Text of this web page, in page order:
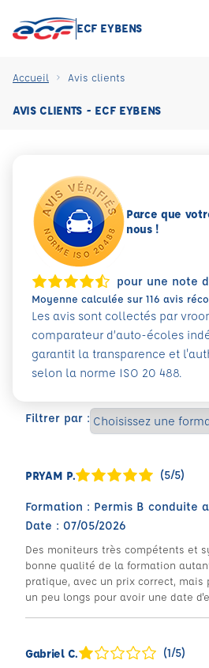
ECF EYBENS
Accueil Avis clients
AVIS CLIENTS - ECF EYBENS
Filtrer par :
PRYAM P. (5/5)
Formation : Permis B conduite
Date : 07/05/2026
Des moniteurs très compétents et
bonne qualité de la formation
pratique, avec un prix correct, mais
un peu longs pour avoir une date
Gabriel C. (1/5)
Parce que
nous !
pour une note
Moyenne calculée sur 116 avis
Les avis sont collectés par
comparateur d’auto-écoles
garantit la transparence et
selon la norme ISO 20 488.